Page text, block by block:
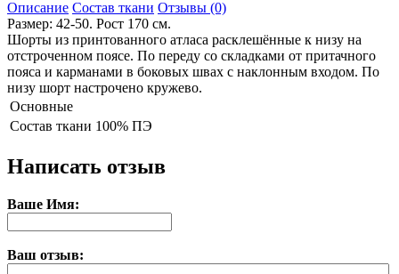
Описание Состав ткани Отзывы (0)
Размер: 42-50. Рост 170 см.
Шорты из принтованного атласа расклешённые к низу на
отстроченном поясе. По переду со складками от притачного
пояса и карманами в боковых швах с наклонным входом. По
низу шорт настрочено кружево.
Основные
Состав ткани 100% ПЭ
Написать отзыв
Ваше Имя:
Ваш отзыв: